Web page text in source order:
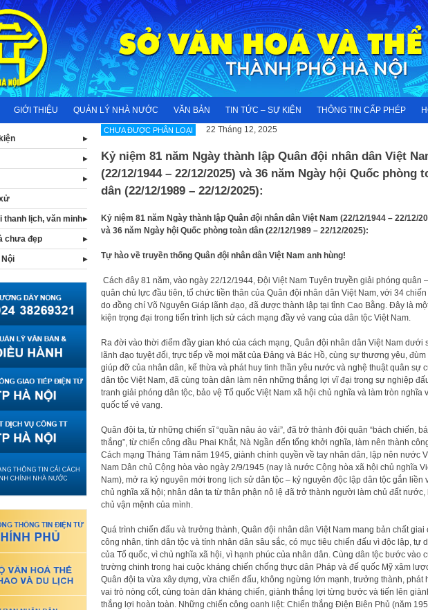
GIỚI THIỆU QUẢN LÝ NHÀ NƯỚC VĂN BẢN TIN TỨC – SỰ KIỆN THÔNG TIN CẤP PHÉP
CHƯA ĐƯỢC PHÂN LOẠI 22 Tháng 12, 2025
Kỷ niệm 81 năm Ngày thành lập Quân đội nhân dân Việt
(22/12/1944 – 22/12/2025) và 36 năm Ngày hội Quốc phòng
dân (22/12/1989 – 22/12/2025):
Kỷ niệm 81 năm Ngày thành lập Quân đội nhân dân Việt Nam (22/12/1944 – 22/12/
và 36 năm Ngày hội Quốc phòng toàn dân (22/12/1989 – 22/12/2025):
Tự hào về truyền thống Quân đội nhân dân Việt Nam anh hùng!
Cách đây 81 năm, vào ngày 22/12/1944, Đội Việt Nam Tuyên truyền giải phóng quân
quân chủ lực đầu tiên, tổ chức tiền thân của Quân đội nhân dân Việt Nam, với 34 chiến
do đồng chí Võ Nguyên Giáp lãnh đạo, đã được thành lập tại tỉnh Cao Bằng. Đây là
kiện trọng đại trong tiến trình lịch sử cách mạng đầy vẻ vang của dân tộc Việt Nam.
Ra đời vào thời điểm đầy gian khó của cách mạng, Quân đội nhân dân Việt Nam dưới
lãnh đạo tuyệt đối, trực tiếp về mọi mặt của Đảng và Bác Hồ, cùng sự thương yêu, đùm
giúp đỡ của nhân dân, kế thừa và phát huy tinh thần yêu nước và nghệ thuật quân sự
dân tộc Việt Nam, đã cùng toàn dân làm nên những thắng lợi vĩ đại trong sự nghiệp
tranh giải phóng dân tộc, bảo vệ Tổ quốc Việt Nam xã hội chủ nghĩa và làm tròn nghĩa
quốc tế vẻ vang.
Quân đội ta, từ những chiến sĩ “quần nâu áo vải”, đã trở thành đội quân “bách chiến,
thắng”, từ chiến công đầu Phai Khắt, Nà Ngần đến tổng khởi nghĩa, làm nên thành
Cách mạng Tháng Tám năm 1945, giành chính quyền về tay nhân dân, lập nên nước
Nam Dân chủ Cộng hòa vào ngày 2/9/1945 (nay là nước Cộng hòa xã hội chủ nghĩa
Nam), mở ra kỷ nguyên mới trong lịch sử dân tộc – kỷ nguyên độc lập dân tộc gắn liền
chủ nghĩa xã hội; nhân dân ta từ thân phận nô lệ đã trở thành người làm chủ đất nước,
chủ vận mệnh của mình.
Quá trình chiến đấu và trưởng thành, Quân đội nhân dân Việt Nam mang bản chất giai
công nhân, tính dân tộc và tính nhân dân sâu sắc, có mục tiêu chiến đấu vì độc lập, tự
của Tổ quốc, vì chủ nghĩa xã hội, vì hạnh phúc của nhân dân. Cùng dân tộc bước vào
trường chinh trong hai cuộc kháng chiến chống thực dân Pháp và đế quốc Mỹ xâm
Quân đội ta vừa xây dựng, vừa chiến đấu, không ngừng lớn mạnh, trưởng thành, phát
vai trò nòng cốt, cùng toàn dân kháng chiến, giành thắng lợi từng bước và tiến lên
thắng lợi hoàn toàn. Những chiến công oanh liệt: Chiến thắng Điện Biên Phủ (năm
thanh lịch, văn minh
chưa đẹp
Nội